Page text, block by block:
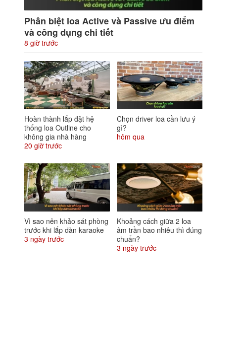
Phân biệt loa Active và Passive ưu điểm
và công dụng chi tiết
8 giờ trước
Hoàn thành lắp đặt hệ
thống loa Outline cho
không gia nhà hàng
20 giờ trước
Chọn driver loa cần lưu ý
gì?
hôm qua
Vì sao nên khảo sát phòng
trước khi lắp dàn karaoke
3 ngày trước
Khoảng cách giữa 2 loa
âm trần bao nhiêu thì đúng
chuẩn?
3 ngày trước